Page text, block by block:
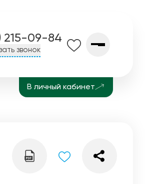
215-09-84
звонок
В личный кабинет